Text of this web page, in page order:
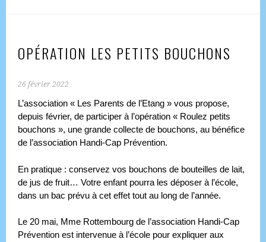
OPÉRATION LES PETITS BOUCHONS
26 février 2022
L’association « Les Parents de l’Etang » vous propose,
depuis février, de participer à l’opération « Roulez petits
bouchons », une grande collecte de bouchons, au bénéfice
de l’association Handi-Cap Prévention.
En pratique : conservez vos bouchons de bouteilles de lait,
de jus de fruit… Votre enfant pourra les déposer à l’école,
dans un bac prévu à cet effet tout au long de l’année.
Le 20 mai, Mme Rottembourg de l’association Handi-Cap
Prévention est intervenue à l’école pour expliquer aux